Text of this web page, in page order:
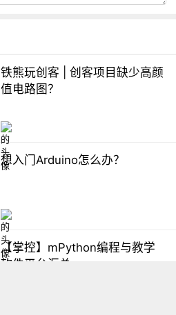
铁熊玩创客 | 创客项目缺少高颜
值电路图？
想入门Arduino怎么办？
【掌控】mPython编程与教学
软件平台汇总